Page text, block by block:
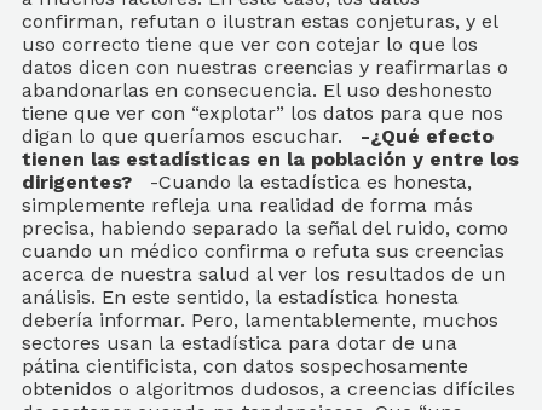
confirman, refutan o ilustran estas conjeturas, y el
uso correcto tiene que ver con cotejar lo que los
datos dicen con nuestras creencias y reafirmarlas o
abandonarlas en consecuencia. El uso deshonesto
tiene que ver con “explotar” los datos para que nos
digan lo que queríamos escuchar. -¿Qué efecto
tienen las estadísticas en la población y entre los
dirigentes? -Cuando la estadística es honesta,
simplemente refleja una realidad de forma más
precisa, habiendo separado la señal del ruido, como
cuando un médico confirma o refuta sus creencias
acerca de nuestra salud al ver los resultados de un
análisis. En este sentido, la estadística honesta
debería informar. Pero, lamentablemente, muchos
sectores usan la estadística para dotar de una
pátina cientificista, con datos sospechosamente
obtenidos o algoritmos dudosos, a creencias difíciles